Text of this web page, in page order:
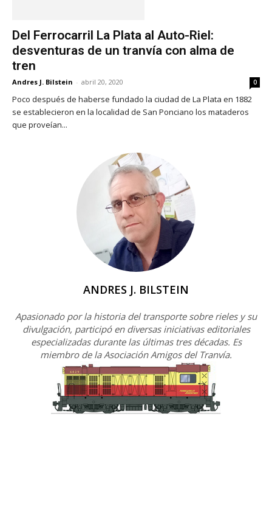
Del Ferrocarril La Plata al Auto-Riel:
desventuras de un tranvía con alma de
tren
Andres J. Bilstein - abril 20, 2020 0
Poco después de haberse fundado la ciudad de La Plata en 1882
se establecieron en la localidad de San Ponciano los mataderos
que proveían...
ANDRES J. BILSTEIN
Apasionado por la historia del transporte sobre rieles y su
divulgación, participó en diversas iniciativas editoriales
especializadas durante las últimas tres décadas. Es
miembro de la Asociación Amigos del Tranvía.